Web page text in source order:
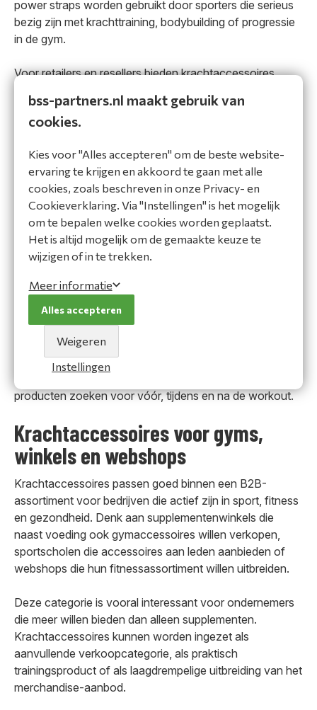
power straps worden gebruikt door sporters die serieus
bezig zijn met krachttraining, bodybuilding of progressie
in de gym.
Voor retailers en resellers bieden krachtaccessoires
praktisch product voor krachtsporters en
geschikt als aanvullende merchandise-categorie
goed te combineren met sportvoeding en
supplementen
interessant voor impulsaankopen en extra
orderwaarde
passend bij fitness, bodybuilding en krachttraining
geschikt voor verkoop via webshop, winkelvloer of
sterke aanvulling op shakers, tassen, handdoeken en
kleding
Door krachtaccessoires naast supplementen en
sportvoeding te presenteren, creëer je een completer
producten zoeken voor vóór, tijdens en na de workout.
Krachtaccessoires voor gyms,
winkels en webshops
Krachtaccessoires passen goed binnen een B2B-
assortiment voor bedrijven die actief zijn in sport, fitness
en gezondheid. Denk aan supplementenwinkels die
naast voeding ook gymaccessoires willen verkopen,
sportscholen die accessoires aan leden aanbieden of
webshops die hun fitnessassortiment willen uitbreiden.
Deze categorie is vooral interessant voor ondernemers
die meer willen bieden dan alleen supplementen.
Krachtaccessoires kunnen worden ingezet als
aanvullende verkoopcategorie, als praktisch
trainingsproduct of als laagdrempelige uitbreiding van het
merchandise-aanbod.
bss-partners.nl maakt gebruik van
cookies.
Kies voor "Alles accepteren" om de beste website-
ervaring te krijgen en akkoord te gaan met alle
cookies, zoals beschreven in onze Privacy- en
Cookieverklaring. Via "Instellingen" is het mogelijk
om te bepalen welke cookies worden geplaatst.
Het is altijd mogelijk om de gemaakte keuze te
wijzigen of in te trekken.
Meer informatie
Instellingen
Weigeren
Alles accepteren